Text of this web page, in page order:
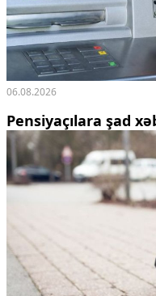
06.08.2026
Pensiyaçılara şad